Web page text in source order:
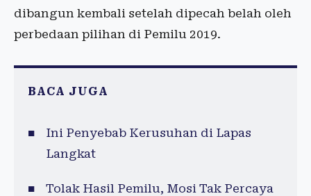
dibangun kembali setelah dipecah belah oleh
perbedaan pilihan di Pemilu 2019.
BACA JUGA
Ini Penyebab Kerusuhan di Lapas
Langkat
Tolak Hasil Pemilu, Mosi Tak Percaya